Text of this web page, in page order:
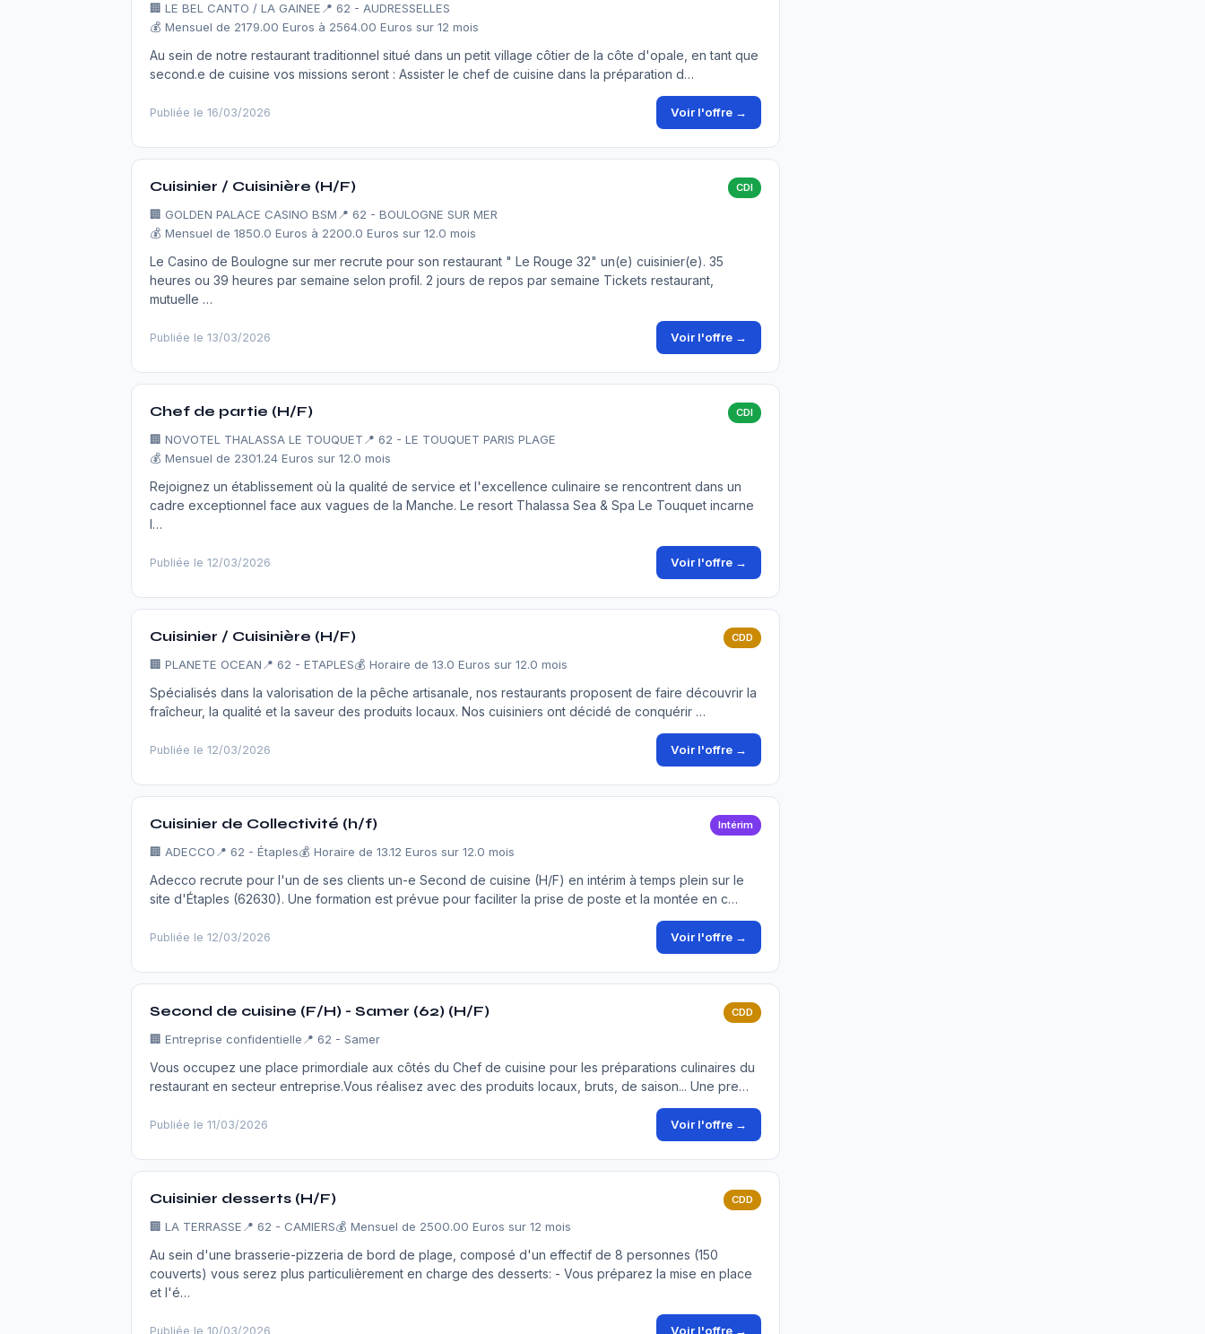
🏢 LE BEL CANTO / LA GAINEE 📍 62 - AUDRESSELLES
💰 Mensuel de 2179.00 Euros à 2564.00 Euros sur 12 mois
Au sein de notre restaurant traditionnel situé dans un petit village côtier de la côte d'opale, en tant que
second.e de cuisine vos missions seront : Assister le chef de cuisine dans la préparation d…
Publiée le 16/03/2026 Voir l'offre →
Cuisinier / Cuisinière (H/F) CDI
🏢 GOLDEN PALACE CASINO BSM 📍 62 - BOULOGNE SUR MER
💰 Mensuel de 1850.0 Euros à 2200.0 Euros sur 12.0 mois
Le Casino de Boulogne sur mer recrute pour son restaurant " Le Rouge 32" un(e) cuisinier(e). 35
heures ou 39 heures par semaine selon profil. 2 jours de repos par semaine Tickets restaurant,
mutuelle …
Publiée le 13/03/2026 Voir l'offre →
Chef de partie (H/F) CDI
🏢 NOVOTEL THALASSA LE TOUQUET 📍 62 - LE TOUQUET PARIS PLAGE
💰 Mensuel de 2301.24 Euros sur 12.0 mois
Rejoignez un établissement où la qualité de service et l'excellence culinaire se rencontrent dans un
cadre exceptionnel face aux vagues de la Manche. Le resort Thalassa Sea & Spa Le Touquet incarne
l…
Publiée le 12/03/2026 Voir l'offre →
Cuisinier / Cuisinière (H/F) CDD
🏢 PLANETE OCEAN 📍 62 - ETAPLES💰 Horaire de 13.0 Euros sur 12.0 mois
Spécialisés dans la valorisation de la pêche artisanale, nos restaurants proposent de faire découvrir la
fraîcheur, la qualité et la saveur des produits locaux. Nos cuisiniers ont décidé de conquérir …
Publiée le 12/03/2026 Voir l'offre →
Cuisinier de Collectivité (h/f) Intérim
🏢 ADECCO 📍 62 - Étaples💰 Horaire de 13.12 Euros sur 12.0 mois
Adecco recrute pour l'un de ses clients un-e Second de cuisine (H/F) en intérim à temps plein sur le
site d'Étaples (62630). Une formation est prévue pour faciliter la prise de poste et la montée en c…
Publiée le 12/03/2026 Voir l'offre →
Second de cuisine (F/H) - Samer (62) (H/F) CDD
🏢 Entreprise confidentielle 📍 62 - Samer
Vous occupez une place primordiale aux côtés du Chef de cuisine pour les préparations culinaires du
restaurant en secteur entreprise.Vous réalisez avec des produits locaux, bruts, de saison... Une pre…
Publiée le 11/03/2026 Voir l'offre →
Cuisinier desserts (H/F) CDD
🏢 LA TERRASSE 📍 62 - CAMIERS💰 Mensuel de 2500.00 Euros sur 12 mois
Au sein d'une brasserie-pizzeria de bord de plage, composé d'un effectif de 8 personnes (150
couverts) vous serez plus particulièrement en charge des desserts: - Vous préparez la mise en place
et l'é…
Publiée le 10/03/2026 Voir l'offre →